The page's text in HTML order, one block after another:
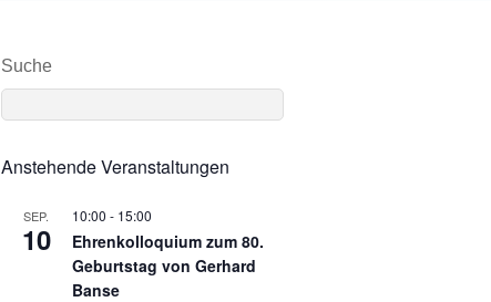
Suche
Anstehende Veranstaltungen
SEP.
10
10:00 - 15:00
Ehrenkolloquium zum 80.
Geburtstag von Gerhard
Banse